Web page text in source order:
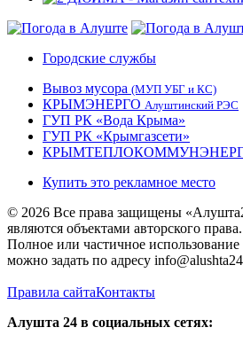
Городские службы
Вывоз мусора (МУП УБГ и КС)
КРЫМЭНЕРГО Алуштинский РЭС
ГУП РК «Вода Крыма»
ГУП РК «Крымгазсети»
Купить это рекламное место
© 2026 Все права защищены
являются объектами авторского
Полное или частичное
можно задать по адресу
Правила сайтаКонтакты
Алушта 24 в социальных сетях: